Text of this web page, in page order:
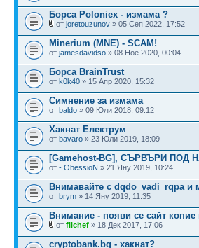
Борса Poloniex - измама ?
от joretouzunov » 05 Сеп 2022, 17:52
Minerium (MNE) - SCAM!
от jamesdavidso » 08 Ное 2020, 00:04
Борса BrainTrust
от k0k40 » 15 Апр 2020, 15:32
Симнение за измама
от baldo » 09 Юли 2018, 09:12
Хакнат Електрум
от bavaro » 23 Юли 2019, 18:09
[Gamehost-BG], СЪРВЪРИ ПОД
от - ObessioN » 21 Яну 2019, 10:24
Внимавайте с dqdo_vadi_rqpa и
от brym » 14 Яну 2019, 11:35
Внимание - появи се сайт
от filchef » 18 Дек 2017, 17:06
cryptobank.bg - хакнат?